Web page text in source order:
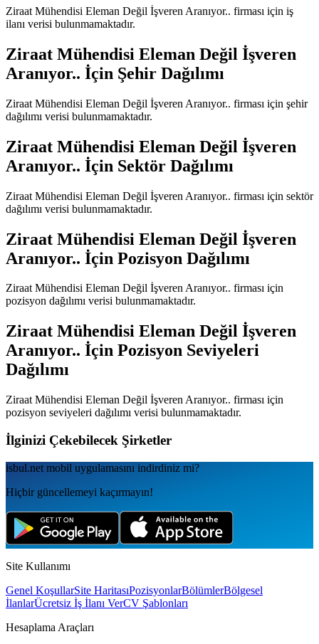
Ziraat Mühendisi Eleman Değil İşveren Aranıyor.. firması için iş
ilanı verisi bulunmamaktadır.
Ziraat Mühendisi Eleman Değil İşveren
Aranıyor.. İçin Şehir Dağılımı
Ziraat Mühendisi Eleman Değil İşveren Aranıyor.. firması için şehir
dağılımı verisi bulunmamaktadır.
Ziraat Mühendisi Eleman Değil İşveren
Aranıyor.. İçin Sektör Dağılımı
Ziraat Mühendisi Eleman Değil İşveren Aranıyor.. firması için sektör
dağılımı verisi bulunmamaktadır.
Ziraat Mühendisi Eleman Değil İşveren
Aranıyor.. İçin Pozisyon Dağılımı
Ziraat Mühendisi Eleman Değil İşveren Aranıyor.. firması için
pozisyon dağılımı verisi bulunmamaktadır.
Ziraat Mühendisi Eleman Değil İşveren
Aranıyor.. İçin Pozisyon Seviyeleri
Dağılımı
Ziraat Mühendisi Eleman Değil İşveren Aranıyor.. firması için
pozisyon seviyeleri dağılımı verisi bulunmamaktadır.
İlginizi Çekebilecek Şirketler
isbul.net mobil uygulamаsını indirdiniz mi?
Hiçbir güncellemeyi kaçırmayın!
Site Kullanımı
Genel KoşullarSite HaritasıPozisyonlarBölümlerBölgesel
İlanlarÜcretsiz İş İlanı VerCV Şablonları
Hesaplama Araçları